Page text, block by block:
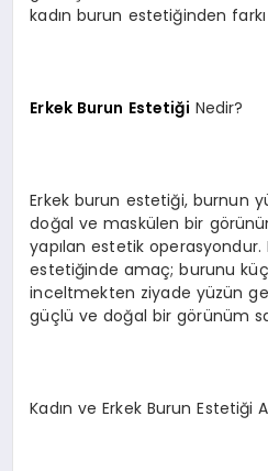
kadın burun estetiğinden
Erkek Burun Estetiği Nedir?
Erkek burun estetiği, burnun
doğal ve maskülen bir
yapılan estetik operasyondur.
estetiğinde amaç; burunu
inceltmekten ziyade yüzün
güçlü ve doğal bir görünüm
Kadın ve Erkek Burun Estetiği